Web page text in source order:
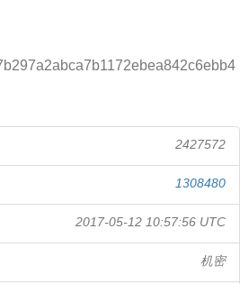
2427572
1308480
2017-05-12 10:57:56 UTC
机密